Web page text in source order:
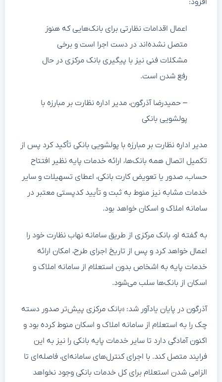
افزود:
اعمال اقدامات نظارتی برای بانک‌هایی که هنوز
متصل نشده‌اند در دست اجرا است و برخی
مشکلات فنی نیز با پیگیری بانک مرکزی در حال
رفع شدن است.
– حمیدرضا آذرگون، مدیر اداره نظارت بر مبارزه با
پولشویی بانکی
مدیر اداره نظارت بر مبارزه با پولشویی بانکی تأکید کرد پس از
تکمیل اتصال همه بانک‌ها، ارائه خدمات پایه نظیر افتتاح
حساب، صدور یا تعویض کارت بانکی، اعطای تسهیلات و سایر
خدمات مشابه نیز منوط به ثبت و تأیید کدپستی معتبر در
سامانه املاک و اسکان خواهد بود.
به گفته او، بانک مرکزی از طریق سامانه نهاب نظارت خود را
اعمال خواهد کرد و پس از تاریخ اجرای طرح، امکان ارائه
خدمات پایه به اشخاص بدون استعلام از سامانه املاک و
اسکان از بانک‌ها سلب می‌شود.
آذرگون در پایان یادآور شد: «بانک مرکزی پیش‌تر صدور دسته
چک را به استعلام از سامانه املاک و اسکان منوط کرده بود و
اکنون آمادگی دارد تا سایر خدمات پایه بانکی را نیز به این
فرایند متصل کند. با اجرای کنترل‌های سامانه‌ای، فاصله‌ای تا
الزامی شدن استعلام برای کل خدمات بانکی وجود نخواهد